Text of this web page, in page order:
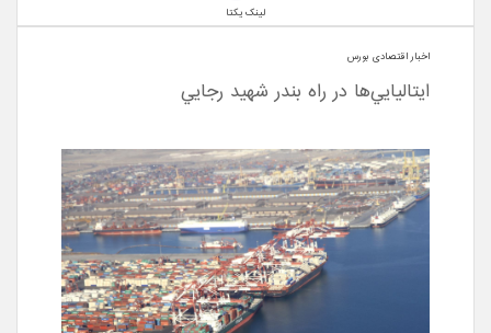
لینک یکتا
اخبار اقتصادی بورس
ايتاليايي‌ها در راه بندر شهيد رجايي